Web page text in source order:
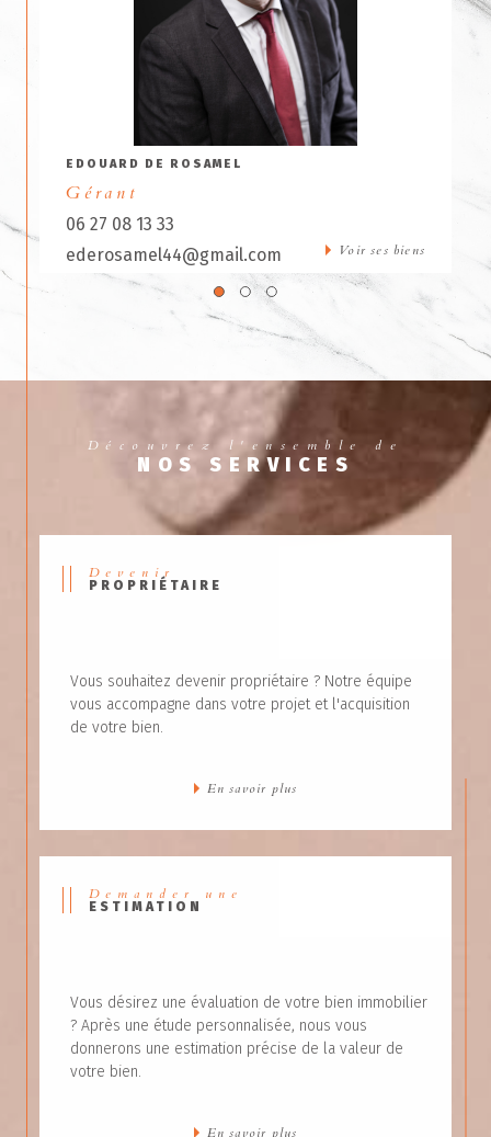
EDOUARD DE ROSAMEL
Gérant
06 27 08 13 33
ederosamel44@gmail.com
Voir ses biens
Découvrez l'ensemble de
NOS SERVICES
Devenir
PROPRIÉTAIRE
Vous souhaitez devenir propriétaire ? Notre équipe
vous accompagne dans votre projet et l'acquisition
de votre bien.
En savoir plus
Demander une
ESTIMATION
Vous désirez une évaluation de votre bien immobilier
? Après une étude personnalisée, nous vous
donnerons une estimation précise de la valeur de
votre bien.
En savoir plus